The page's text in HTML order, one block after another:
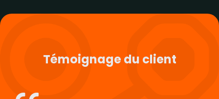
Témoignage du client